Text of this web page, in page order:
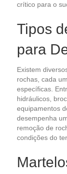
crítico para o
Tipos
para
Existem
rochas, cada
específicas.
hidráulicos,
equipamentos
desempenha
remoção de
condições do